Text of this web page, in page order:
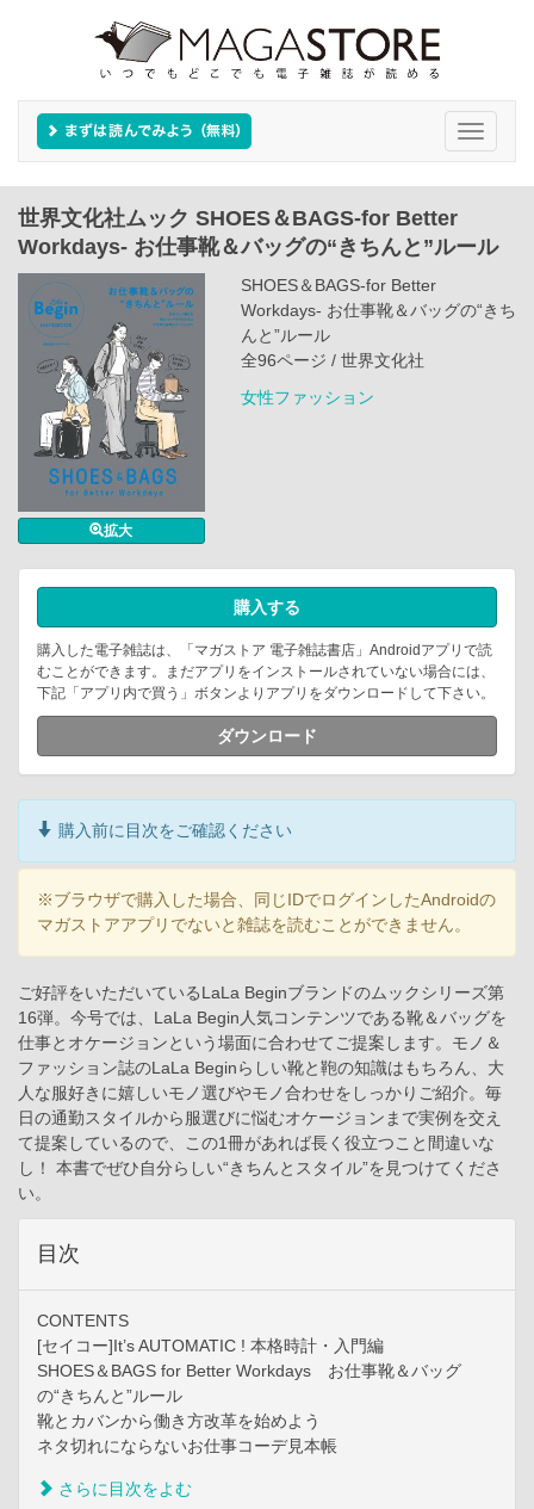
Toggle
世界文化社ムック SHOES＆BAGS-for Better
Workdays- お仕事靴＆バッグの“きちんと”ルール
拡大
SHOES＆BAGS-for Better
Workdays- お仕事靴＆バッグの“きち
んと”ルール
全96ページ / 世界文化社
女性ファッション
購入する
購入した電子雑誌は、「マガストア 電子雑誌書店」Androidアプリで読
むことができます。まだアプリをインストールされていない場合には、
下記「アプリ内で買う」ボタンよりアプリをダウンロードして下さい。
ダウンロード
購入前に目次をご確認ください
※ブラウザで購入した場合、同じIDでログインしたAndroidの
マガストアアプリでないと雑誌を読むことができません。
ご好評をいただいているLaLa Beginブランドのムックシリーズ第
16弾。今号では、LaLa Begin人気コンテンツである靴＆バッグを
仕事とオケージョンという場面に合わせてご提案します。モノ＆
ファッション誌のLaLa Beginらしい靴と鞄の知識はもちろん、大
人な服好きに嬉しいモノ選びやモノ合わせをしっかりご紹介。毎
日の通勤スタイルから服選びに悩むオケージョンまで実例を交え
て提案しているので、この1冊があれば長く役立つこと間違いな
し！ 本書でぜひ自分らしい“きちんとスタイル”を見つけてくださ
い。
目次
CONTENTS
[セイコー]It’s AUTOMATIC ! 本格時計・入門編
SHOES＆BAGS for Better Workdays お仕事靴＆バッグ
の“きちんと”ルール
靴とカバンから働き方改革を始めよう
ネタ切れにならないお仕事コーデ見本帳
さらに目次をよむ